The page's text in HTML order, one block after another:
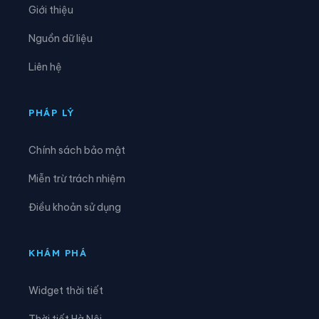
Xã Mường La
Xã Phiêng Khoài
Giới thiệu
Nguồn dữ liệu
Liên hệ
PHÁP LÝ
Chính sách bảo mật
Miễn trừ trách nhiệm
Điều khoản sử dụng
KHÁM PHÁ
Widget thời tiết